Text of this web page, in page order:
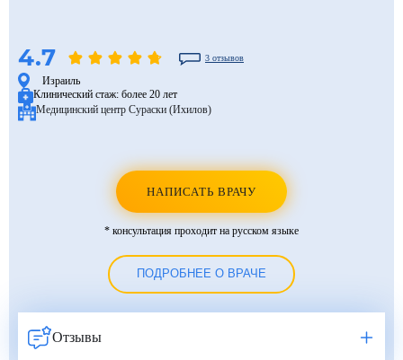
4.7 3 отзывов
Израиль
Клинический стаж: более 20 лет
Медицинский центр Сураски (Ихилов)
НАПИСАТЬ ВРАЧУ
* консультация проходит на русском языке
ПОДРОБНЕЕ О ВРАЧЕ
Отзывы